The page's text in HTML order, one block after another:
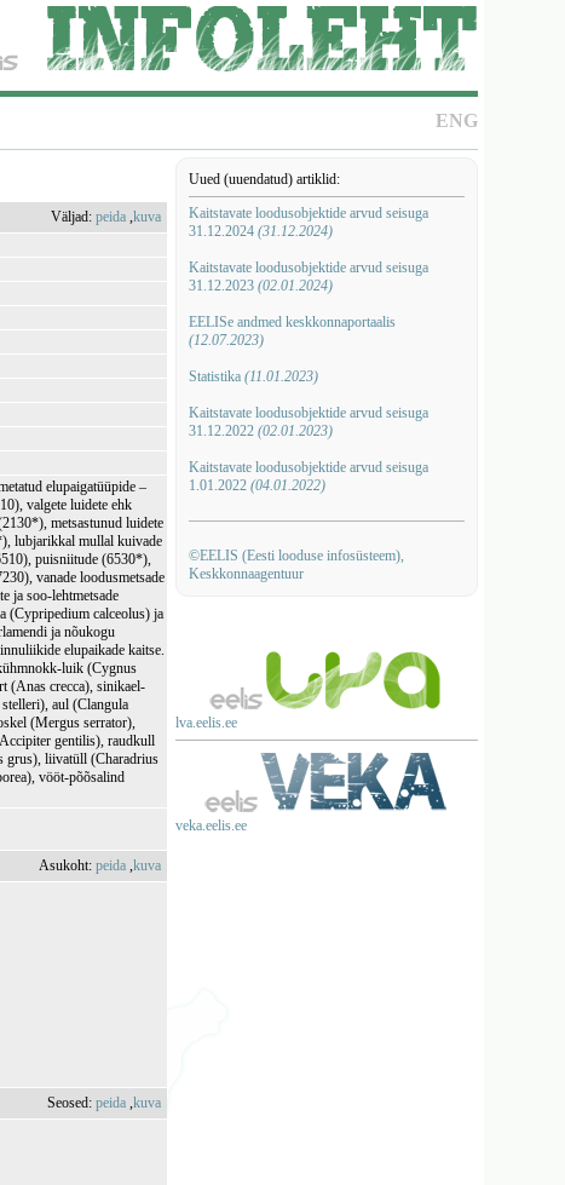
ENG
Uued (uuendatud) artiklid:
Kaitstavate loodusobjektide arvud seisuga
31.12.2024 (31.12.2024)
Kaitstavate loodusobjektide arvud seisuga
31.12.2023 (02.01.2024)
EELISe andmed keskkonnaportaalis
(12.07.2023)
Statistika (11.01.2023)
Kaitstavate loodusobjektide arvud seisuga
31.12.2022 (02.01.2023)
Kaitstavate loodusobjektide arvud seisuga
1.01.2022 (04.01.2022)
©EELIS (Eesti looduse infosüsteem),
Keskkonnaagentuur
lva.eelis.ee
veka.eelis.ee
Väljad:peida ,kuva
elupaigatüüpide –
valgete luidete ehk
metsastunud luidete
lubjarikkal mullal kuivade
puisniitude (6530*),
vanade loodusmetsade
ja soo-lehtmetsade
(Cypripedium calceolus) ja
ja nõukogu
elupaikade kaitse.
luik (Cygnus
(Anas crecca), sinikael-
aul (Clangula
(Mergus serrator),
gentilis), raudkull
grus), liivatüll (Charadrius
vööt-põõsalind
Asukoht:peida ,kuva
Seosed:peida ,kuva